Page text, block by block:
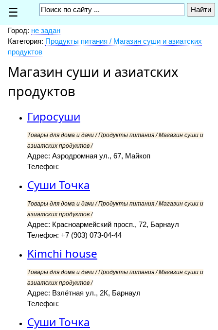
☰
Город: не задан
Категория: Продукты питания / Магазин суши и азиатских
продуктов
Магазин суши и азиатских
продуктов
Гиросуши
Товары для дома и дачи / Продукты питания / Магазин суши и
азиатских продуктов /
Адрес: Аэродромная ул., 67, Майкоп
Телефон:
Суши Точка
Товары для дома и дачи / Продукты питания / Магазин суши и
азиатских продуктов /
Адрес: Красноармейский просп., 72, Барнаул
Телефон: +7 (903) 073-04-44
Kimchi house
Товары для дома и дачи / Продукты питания / Магазин суши и
азиатских продуктов /
Адрес: Взлётная ул., 2К, Барнаул
Телефон:
Суши Точка